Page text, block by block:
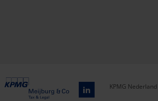
KPMG Nederland